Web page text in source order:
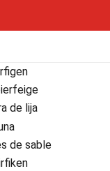
de lija
de sable